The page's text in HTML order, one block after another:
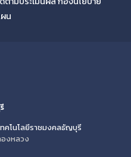
น
คโนโลยีราชมงคลธัญบุรี
งหลวง